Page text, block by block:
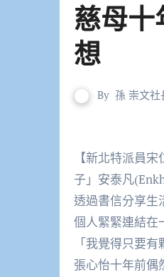
慈母
想
By 孫 崇文社
【新北特派員宋仁傑/報導】38歲的張心怡，十年來透過台灣世界展望會，持續不間斷資助蒙古的「兒
子」安泰凡
透過書信分享生
個人緊緊連結在
「我覺得只要
張心怡十年前偶